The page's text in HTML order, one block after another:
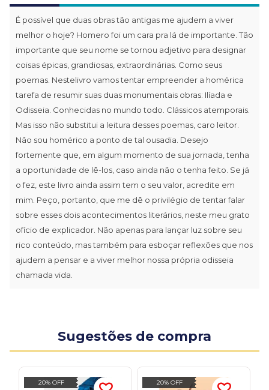
É possível que duas obras tão antigas me ajudem a viver
melhor o hoje? Homero foi um cara pra lá de importante. Tão
importante que seu nome se tornou adjetivo para designar
coisas épicas, grandiosas, extraordinárias. Como seus
poemas. Nestelivro vamos tentar empreender a homérica
tarefa de resumir suas duas monumentais obras: Ilíada e
Odisseia. Conhecidas no mundo todo. Clássicos atemporais.
Mas isso não substitui a leitura desses poemas, caro leitor.
Não sou homérico a ponto de tal ousadia. Desejo
fortemente que, em algum momento de sua jornada, tenha
a oportunidade de lê-los, caso ainda não o tenha feito. Se já
o fez, este livro ainda assim tem o seu valor, acredite em
mim. Peço, portanto, que me dê o privilégio de tentar falar
sobre esses dois acontecimentos literários, neste meu grato
ofício de explicador. Não apenas para lançar luz sobre seu
rico conteúdo, mas também para esboçar reflexões que nos
ajudem a pensar e a viver melhor nossa própria odisseia
chamada vida.
Sugestões de compra
20% OFF 20% OFF